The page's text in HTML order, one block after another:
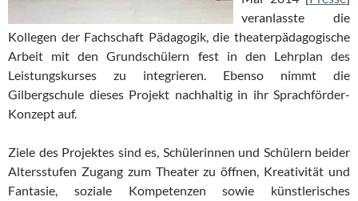
veranlasste die
Kollegen der Fachschaft Pädagogik, die theaterpädagogische
Arbeit mit den Grundschülern fest in den Lehrplan des
Leistungskurses zu integrieren. Ebenso nimmt die
Gilbergschule dieses Projekt nachhaltig in ihr Sprachförder-
Konzept auf.
Ziele des Projektes sind es, Schülerinnen und Schülern beider
Altersstufen Zugang zum Theater zu öffnen, Kreativität und
Fantasie, soziale Kompetenzen sowie künstlerisches